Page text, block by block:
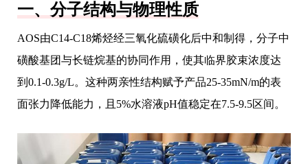
一、分子结构与物理性质
AOS由C14-C18烯烃经三氧化硫磺化后中和制得，分子中
磺酸基团与长链烷基的协同作用，使其临界胶束浓度达
到0.1-0.3g/L。这种两亲性结构赋予产品25-35mN/m的表
面张力降低能力，且5%水溶液pH值稳定在7.5-9.5区间。